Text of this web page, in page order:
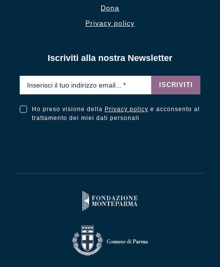
Dona
Privacy policy
Iscriviti alla nostra Newsletter
ISCRIVITI
Ho preso visione della Privacy policy e acconsento al
trattamento dei miei dati personali